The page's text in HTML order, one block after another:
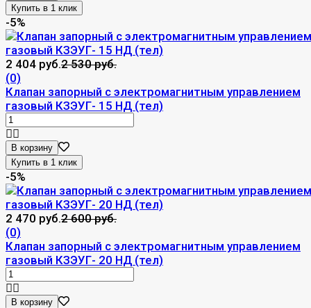
-5%
2 404 руб.2 530 руб.
(0)
Клапан запорный с электромагнитным управлением
газовый КЗЭУГ- 15 НД (тел)
В корзину
-5%
2 470 руб.2 600 руб.
(0)
Клапан запорный с электромагнитным управлением
газовый КЗЭУГ- 20 НД (тел)
В корзину